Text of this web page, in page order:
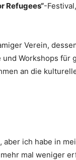
Refugees“-
Verein,
Workshops für
an die
ich habe in
mal weniger